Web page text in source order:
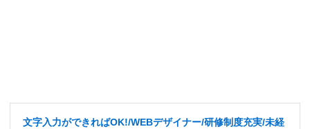
文字入力ができればOK!/WEBデザイナー/研修制度充実/未経